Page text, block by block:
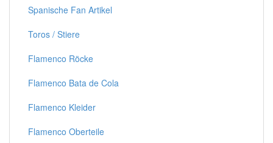
Spanische Fan Artikel
Toros / Stiere
Flamenco Röcke
Flamenco Bata de Cola
Flamenco Kleider
Flamenco Oberteile